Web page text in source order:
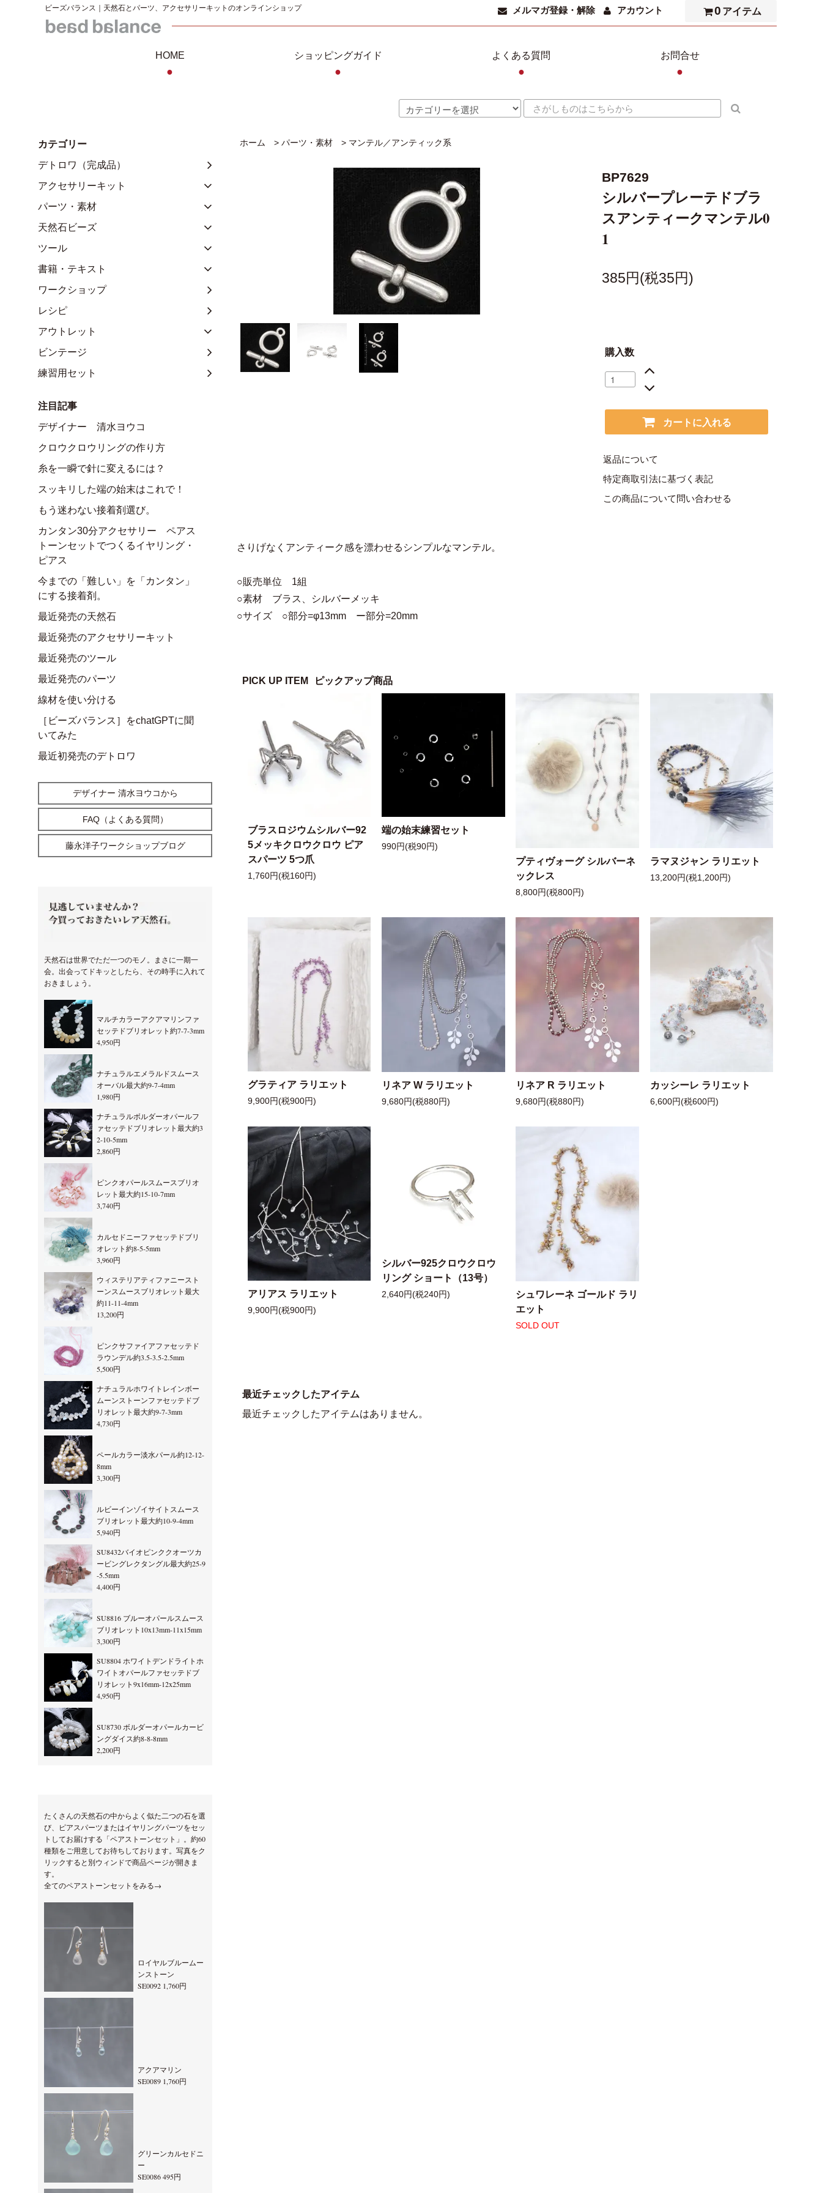
ビーズバランス｜天然石とパーツ、アクセサリーキットのオンラインショップ メルマガ登録・解除 アカウント 0 アイテム
HOME
●
ショッピングガイド
●
よくある質問
●
お問合せ
●
ホーム > パーツ・素材 > マンテル／アンティック系
BP7629
シルバープレーテドブラ
スアンティークマンテル0
1
385円(税35円)
購入数
カートに入れる
返品について
特定商取引法に基づく表記
この商品について問い合わせる
さりげなくアンティーク感を漂わせるシンプルなマンテル。
○販売単位 1組
○素材 ブラス、シルバーメッキ
○サイズ ○部分=φ13mm ー部分=20mm
PICK UP ITEM ピックアップ商品
ブラスロジウムシルバー92
5メッキクロウクロウ ピア
スパーツ 5つ爪
1,760円(税160円)
端の始末練習セット
990円(税90円)
プティヴォーグ シルバーネ
ックレス
8,800円(税800円)
ラマヌジャン ラリエット
13,200円(税1,200円)
グラティア ラリエット
9,900円(税900円)
リネア W ラリエット
9,680円(税880円)
リネア R ラリエット
9,680円(税880円)
カッシーレ ラリエット
6,600円(税600円)
アリアス ラリエット
9,900円(税900円)
シルバー925クロウクロウ
リング ショート（13号）
2,640円(税240円)
シュワレーネ ゴールド ラリ
エット
SOLD OUT
最近チェックしたアイテム
最近チェックしたアイテムはありません。
カテゴリー
デトロワ（完成品）
アクセサリーキット
パーツ・素材
天然石ビーズ
ツール
書籍・テキスト
ワークショップ
レシピ
アウトレット
ビンテージ
練習用セット
注目記事
デザイナー 清水ヨウコ
クロウクロウリングの作り方
糸を一瞬で針に変えるには？
スッキリした端の始末はこれで！
もう迷わない接着剤選び。
カンタン30分アクセサリー ペアス
トーンセットでつくるイヤリング・
ピアス
今までの「難しい」を「カンタン」
にする接着剤。
最近発売の天然石
最近発売のアクセサリーキット
最近発売のツール
最近発売のパーツ
線材を使い分ける
［ビーズバランス］をchatGPTに聞
いてみた
最近初発売のデトロワ
デザイナー 清水ヨウコから
FAQ（よくある質問）
藤永洋子ワークショップブログ
天然石は世界でただ一つのモノ。まさに一期一
会。出会ってドキッとしたら、その時手に入れて
おきましょう。
マルチカラーアクアマリンファ
セッテドブリオレット約7-7-3mm
4,950円
ナチュラルエメラルドスムース
オーバル最大約9-7-4mm
1,980円
ナチュラルボルダーオパールフ
ァセッテドブリオレット最大約3
2-10-5mm
2,860円
ピンクオパールスムースブリオ
レット最大約15-10-7mm
3,740円
カルセドニーファセッテドブリ
オレット約8-5-5mm
3,960円
ウィステリアティファニースト
ーンスムースブリオレット最大
約11-11-4mm
13,200円
ピンクサファイアファセッテド
ラウンデル約3.5-3.5-2.5mm
5,500円
ナチュラルホワイトレインボー
ムーンストーンファセッテドブ
リオレット最大約9-7-3mm
4,730円
ペールカラー淡水パール約12-12-
8mm
3,300円
ルビーインゾイサイトスムース
ブリオレット最大約10-9-4mm
5,940円
SU8432バイオピンククオーツカ
ービングレクタングル最大約25-9
-5.5mm
4,400円
SU8816 ブルーオパールスムース
ブリオレット10x13mm-11x15mm
3,300円
SU8804 ホワイトデンドライトホ
ワイトオパールファセッテドブ
リオレット9x16mm-12x25mm
4,950円
SU8730 ボルダーオパールカービ
ングダイス約8-8-8mm
2,200円
たくさんの天然石の中からよく似た二つの石を選
び、ピアスパーツまたはイヤリングパーツをセッ
トしてお届けする「ペアストーンセット」。約60
種類をご用意してお待ちしております。写真をク
リックすると別ウィンドで商品ページが開きま
す。
全てのペアストーンセットをみる→
ロイヤルブルームー
ンストーン
SE0092 1,760円
アクアマリン
SE0089 1,760円
グリーンカルセドニ
ー
SE0086 495円